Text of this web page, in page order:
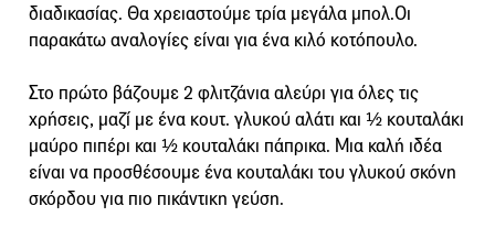
διαδικασίας. Θα χρειαστούμε τρία μεγάλα μπολ.Οι
παρακάτω αναλογίες είναι για ένα κιλό κοτόπουλο.
Στο πρώτο βάζουμε 2 φλιτζάνια αλεύρι για όλες τις
χρήσεις, μαζί με ένα κουτ. γλυκού αλάτι και ½ κουταλάκι
μαύρο πιπέρι και ½ κουταλάκι πάπρικα. Μια καλή ιδέα
είναι να προσθέσουμε ένα κουταλάκι του γλυκού σκόνη
σκόρδου για πιο πικάντικη γεύση.